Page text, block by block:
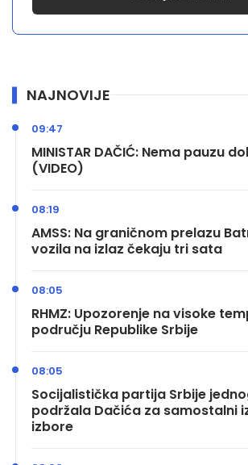
NAJNOVIJE
MINISTAR DAČIĆ: Nema pauzu
(VIDEO)
09:47
AMSS: Na graničnom prelazu
vozila na izlaz čekaju tri sata
08:19
RHMZ: Upozorenje na visoke
području Republike Srbije
08:05
Socijalistička partija Srbije
podržala Dačića za samostalni
izbore
08:05